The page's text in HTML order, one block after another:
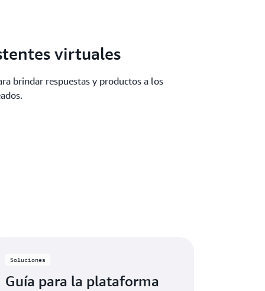
virtuales
brindar respuestas y productos a los
Soluciones
Guía para la plataforma